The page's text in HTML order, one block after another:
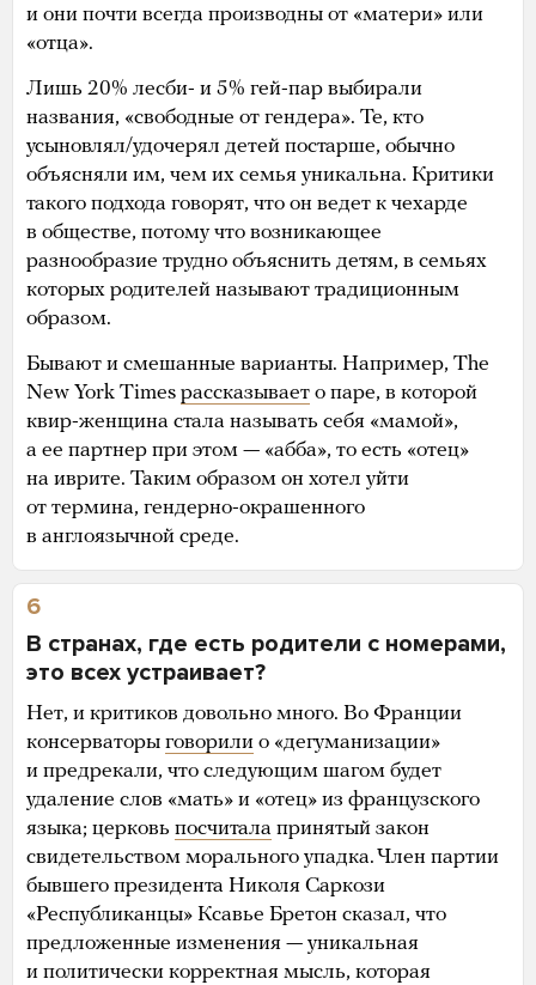
и они почти всегда производны от «матери» или
«отца».
Лишь 20% лесби- и 5% гей-пар выбирали
названия, «свободные от гендера». Те, кто
усыновлял/удочерял детей постарше, обычно
объясняли им, чем их семья уникальна. Критики
такого подхода говорят, что он ведет к чехарде
в обществе, потому что возникающее
разнообразие трудно объяснить детям, в семьях
которых родителей называют традиционным
образом.
Бывают и смешанные варианты. Например, The
New York Times рассказывает о паре, в которой
квир-женщина стала называть себя «мамой»,
а ее партнер при этом — «абба», то есть «отец»
на иврите. Таким образом он хотел уйти
от термина, гендерно-окрашенного
в англоязычной среде.
6
В странах, где есть родители с номерами,
это всех устраивает?
Нет, и критиков довольно много. Во Франции
консерваторы говорили о «дегуманизации»
и предрекали, что следующим шагом будет
удаление слов «мать» и «отец» из французского
языка; церковь посчитала принятый закон
свидетельством морального упадка. Член партии
бывшего президента Николя Саркози
«Республиканцы» Ксавье Бретон сказал, что
предложенные изменения — уникальная
и политически корректная мысль, которая